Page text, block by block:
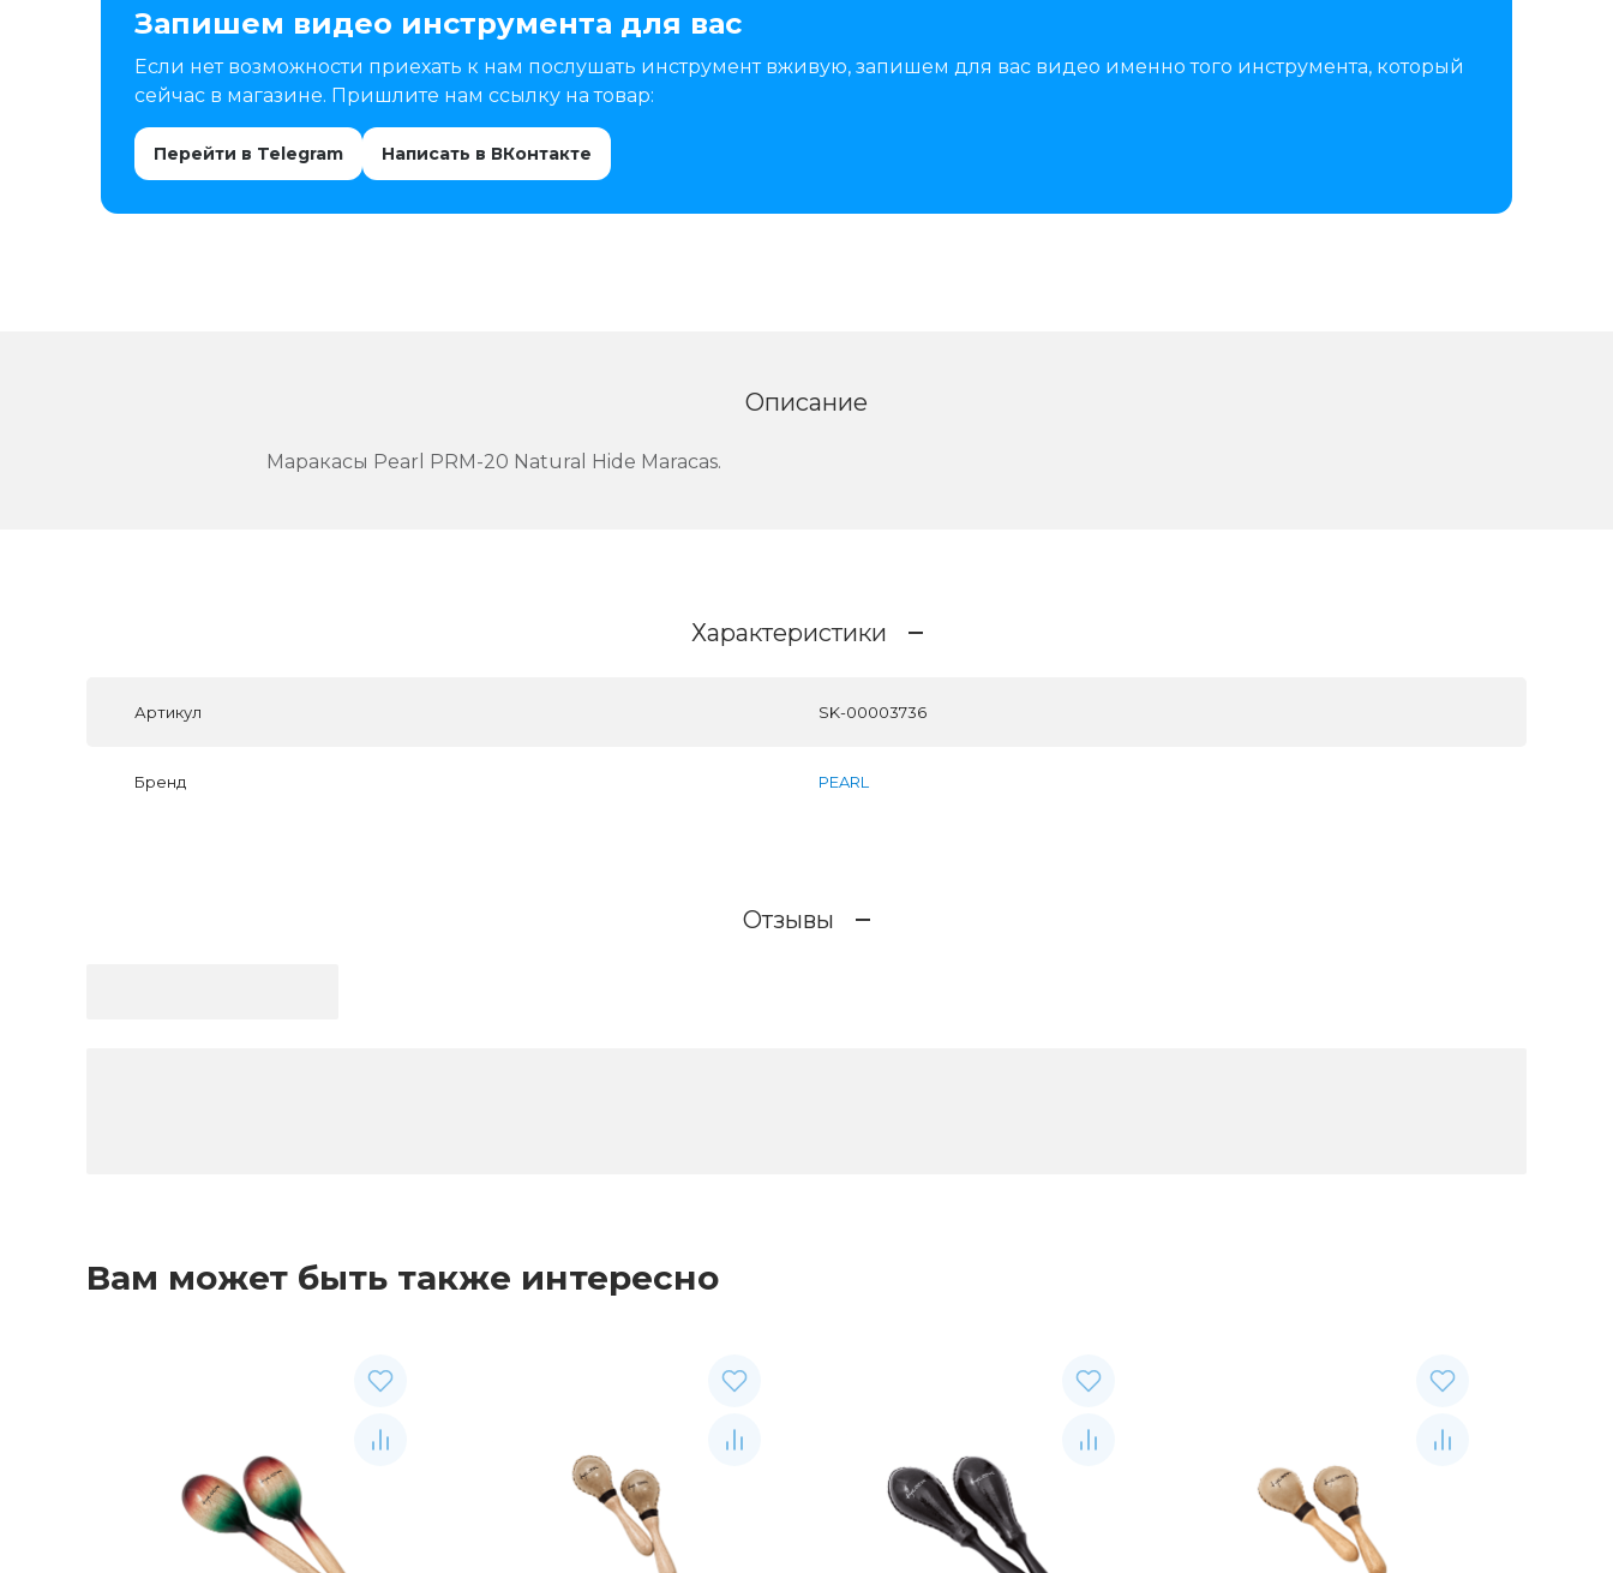
Запишем видео инструмента для вас
Если нет возможности приехать к нам послушать инструмент вживую, запишем для вас видео именно того инструмента, который
сейчас в магазине. Пришлите нам ссылку на товар:
Перейти в Telegram Написать в ВКонтакте
Описание
Маракасы Pearl PRM-20 Natural Hide Maracas.
Характеристики
Артикул SK-00003736
Бренд PEARL
Отзывы
Вам может быть также интересно